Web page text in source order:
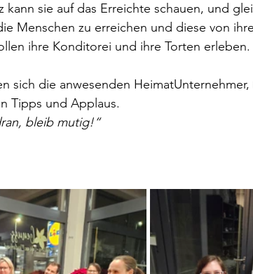
sie auf das Erreichte schauen, und
Menschen zu erreichen und diese von
ihre Konditorei und ihre Torten erleben.
sich die anwesenden HeimatUnternehmer,
Tipps und Applaus.
bleib mutig!“